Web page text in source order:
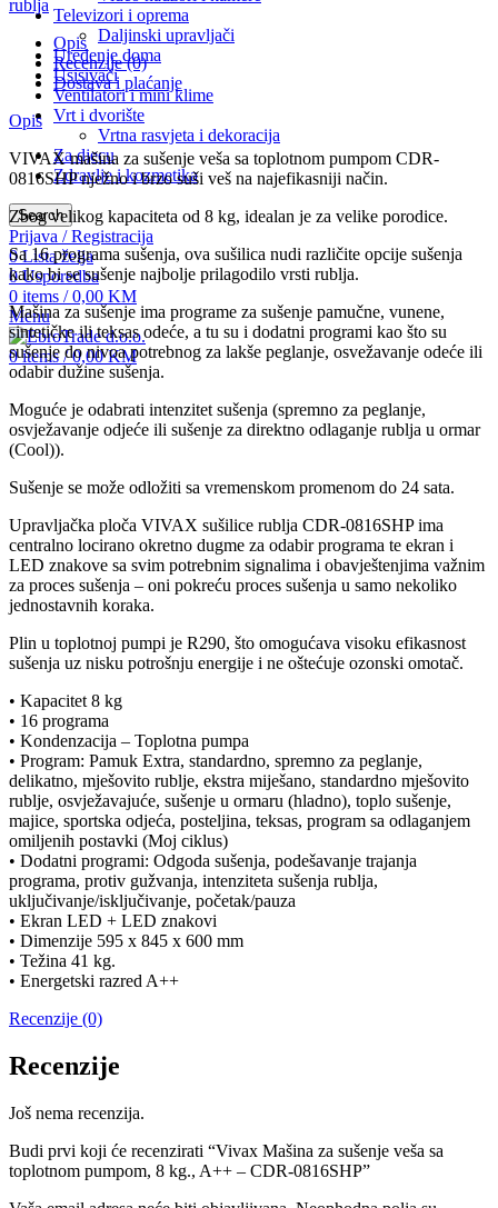
Televizori i oprema
Daljinski upravljači
Uređenje doma
Usisivači
Ventilatori i mini klime
Vrt i dvorište
Vrtna rasvjeta i dekoracija
Za djecu
Zdravlje i kozmetika
Search
Prijava / Registracija
0Lista želja
0 Usporedba
0 items / 0,00 KM
Menu
0items / 0,00KM
rublja
Opis
Recenzije (0)
Dostava i plaćanje
Opis
VIVAX mašina za sušenje veša sa toplotnom pumpom CDR-
0816SHP nježno i brzo suši veš na najefikasniji način.
Zbog velikog kapaciteta od 8 kg, idealan je za velike porodice.
Sa 16 programa sušenja, ova sušilica nudi različite opcije sušenja
kako bi se sušenje najbolje prilagodilo vrsti rublja.
Mašina za sušenje ima programe za sušenje pamučne, vunene,
sintetičke ili teksas odeće, a tu su i dodatni programi kao što su
sušenje do nivoa potrebnog za lakše peglanje, osvežavanje odeće ili
odabir dužine sušenja.
Moguće je odabrati intenzitet sušenja (spremno za peglanje,
osvježavanje odjeće ili sušenje za direktno odlaganje rublja u ormar
(Cool)).
Sušenje se može odložiti sa vremenskom promenom do 24 sata.
Upravljačka ploča VIVAX sušilice rublja CDR-0816SHP ima
centralno locirano okretno dugme za odabir programa te ekran i
LED znakove sa svim potrebnim signalima i obavještenjima važnim
za proces sušenja – oni pokreću proces sušenja u samo nekoliko
jednostavnih koraka.
Plin u toplotnoj pumpi je R290, što omogućava visoku efikasnost
sušenja uz nisku potrošnju energije i ne oštećuje ozonski omotač.
• Kapacitet 8 kg
• 16 programa
• Kondenzacija – Toplotna pumpa
• Program: Pamuk Extra, standardno, spremno za peglanje,
delikatno, mješovito rublje, ekstra miješano, standardno mješovito
rublje, osvježavajuće, sušenje u ormaru (hladno), toplo sušenje,
majice, sportska odjeća, posteljina, teksas, program sa odlaganjem
omiljenih postavki (Moj ciklus)
• Dodatni programi: Odgoda sušenja, podešavanje trajanja
programa, protiv gužvanja, intenziteta sušenja rublja,
uključivanje/isključivanje, početak/pauza
• Ekran LED + LED znakovi
• Dimenzije 595 x 845 x 600 mm
• Težina 41 kg.
• Energetski razred A++
Recenzije (0)
Recenzije
Još nema recenzija.
Budi prvi koji će recenzirati “Vivax Mašina za sušenje veša sa
toplotnom pumpom, 8 kg., A++ – CDR-0816SHP”